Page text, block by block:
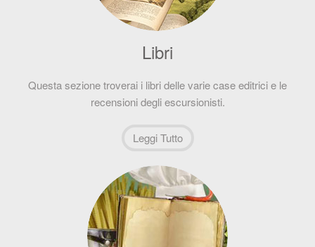
Libri
Questa sezione troverai i libri delle varie case editrici e le
recensioni degli escursionisti.
Leggi Tutto